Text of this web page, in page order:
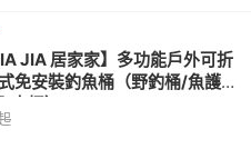
JIA 居家家】多功能戶外可折
免安裝釣魚桶（野釣桶/魚護